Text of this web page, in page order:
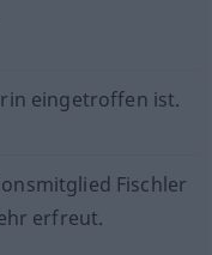
eingetroffen ist.
Fischler
erfreut.